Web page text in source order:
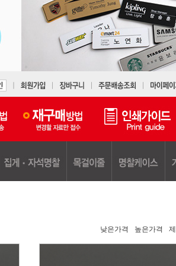
낮은가격 높은가격